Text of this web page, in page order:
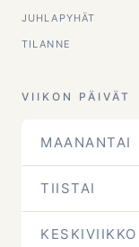
JUHLAPYHÄT
TILANNE
VIIKON PÄIVÄT
MAANANTAI
TIISTAI
KESKIVIIKKO